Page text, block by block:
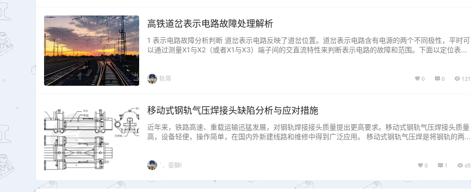
高铁道岔表示电路故障处理解析
1 表示电路故障分析判断 道岔表示电路反映了道岔位置。道岔表示电路含有电源的两个不同极性，平时可
以通过测量X1与X2（或者X1与X3）端子间的交直流特性来判断表示电路的故障和范围。下面以定位表示
阻…...
轨哥 0 0 121
移动式钢轨气压焊接头缺陷分析与应对措施
近年来，铁路高速、重载运输迅猛发展，对钢轨焊接接头质量提出更高要求。移动式钢轨气压焊接头质量
高，设备轻便，操作简单，在国内外新建线路和维修中得到广泛应用。 移动式钢轨气压焊是将钢轨的两
获得焊接接头的方法。这种塑性压力…...
`．荌靜! 0 1 65